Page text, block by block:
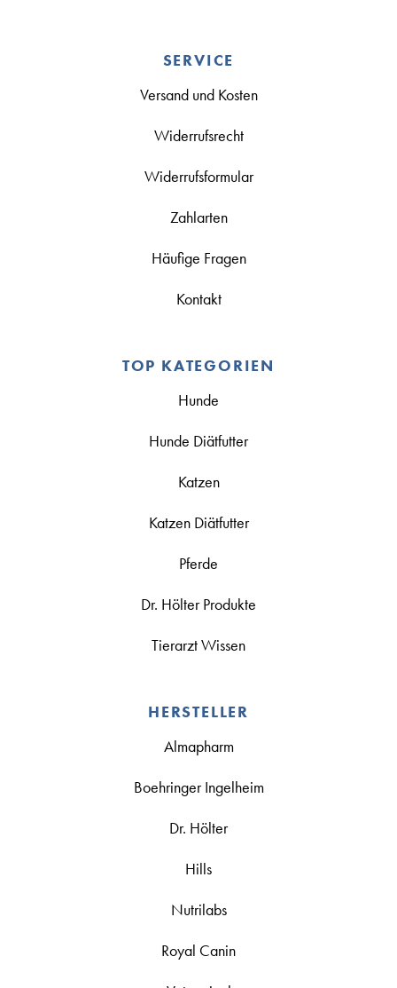
SERVICE
Versand und Kosten
Widerrufsrecht
Widerrufsformular
Zahlarten
Häufige Fragen
Kontakt
TOP KATEGORIEN
Hunde
Hunde Diätfutter
Katzen
Katzen Diätfutter
Pferde
Dr. Hölter Produkte
Tierarzt Wissen
HERSTELLER
Almapharm
Boehringer Ingelheim
Dr. Hölter
Hills
Nutrilabs
Royal Canin